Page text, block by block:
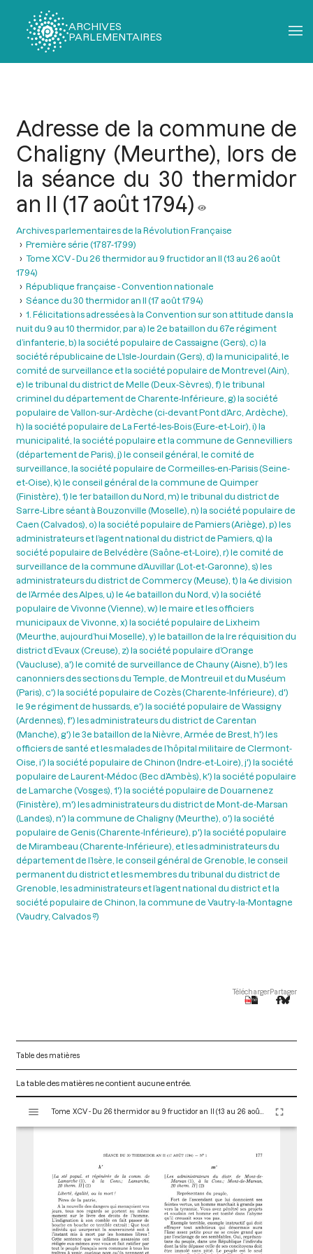
ARCHIVES
PARLEMENTAIRES
Adresse de la commune de
Chaligny (Meurthe), lors de
la séance du 30 thermidor
an II (17 août 1794)
Archives parlementaires de la Révolution Française
Première série (1787-1799)
Tome XCV - Du 26 thermidor au 9 fructidor an II (13 au 26 août
1794)
République française - Convention nationale
Séance du 30 thermidor an II (17 août 1794)
1. Félicitations adressées à la Convention sur son attitude dans la
nuit du 9 au 10 thermidor, par a) le 2e bataillon du 67e régiment
d’infanterie, b) la société populaire de Cassaigne (Gers), c) la
société républicaine de L’Isle-Jourdain (Gers), d) la municipalité, le
comité de surveillance et la société populaire de Montrevel (Ain),
e) le tribunal du district de Melle (Deux-Sèvres), f) le tribunal
criminel du département de Charente-Inférieure, g) la société
populaire de Vallon-sur-Ardèche (ci-devant Pont d’Arc, Ardèche),
h) la société populaire de La Ferté-les-Bois (Eure-et-Loir), i) la
municipalité, la société populaire et la commune de Gennevilliers
(département de Paris), j) le conseil général, le comité de
surveillance, la société populaire de Cormeilles-en-Parisis (Seine-
et-Oise), k) le conseil général de la commune de Quimper
(Finistère), 1) le 1er bataillon du Nord, m) le tribunal du district de
Sarre-Libre séant à Bouzonville (Moselle), n) la société populaire de
Caen (Calvados), o) la société populaire de Pamiers (Ariège), p) les
administrateurs et l’agent national du district de Pamiers, q) la
société populaire de Belvédère (Saône-et-Loire), r) le comité de
surveillance de la commune d’Auvillar (Lot-et-Garonne), s) les
administrateurs du district de Commercy (Meuse), t) la 4e division
de l’Armée des Alpes, u) le 4e bataillon du Nord, v) la société
populaire de Vivonne (Vienne), w) le maire et les officiers
municipaux de Vivonne, x) la société populaire de Lixheim
(Meurthe, aujourd’hui Moselle), y) le bataillon de la lre réquisition du
district d’Evaux (Creuse), z) la société populaire d’Orange
(Vaucluse), a') le comité de surveillance de Chauny (Aisne), b') les
canonniers des sections du Temple, de Montreuil et du Muséum
(Paris), c') la société populaire de Cozès (Charente-Inférieure), d')
le 9e régiment de hussards, e') la société populaire de Wassigny
(Ardennes), f') les administrateurs du district de Carentan
(Manche), g') le 3e bataillon de la Nièvre, Armée de Brest, h') les
officiers de santé et les malades de l’hôpital militaire de Clermont-
Oise, i') la société populaire de Chinon (Indre-et-Loire), j') la société
populaire de Laurent-Médoc (Bec d’Ambès), k') la société populaire
de Lamarche (Vosges), 1') la société populaire de Douarnenez
(Finistère), m') les administrateurs du district de Mont-de-Marsan
(Landes), n') la commune de Chaligny (Meurthe), o') la société
populaire de Genis (Charente-Inférieure), p') la société populaire
de Mirambeau (Charente-Inférieure), et les administrateurs du
département de l’Isère, le conseil général de Grenoble, le conseil
permanent du district et les membres du tribunal du district de
Grenoble, les administrateurs et l’agent national du district et la
société populaire de Chinon, la commune de Vautry-la-Montagne
(Vaudry, Calvados ?)
TéléchargerPartager
Table des matières
La table des matières ne contient aucune entrée.
s